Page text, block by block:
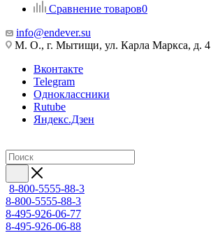
Сравнение товаров0
info@endever.su
М. О., г. Мытищи, ул. Карла Маркса, д. 4
Вконтакте
Telegram
Одноклассники
Rutube
Яндекс.Дзен
8-800-5555-88-3
8-800-5555-88-3
8-495-926-06-77
8-495-926-06-88